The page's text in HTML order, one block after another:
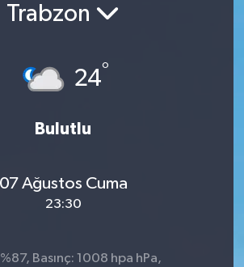
Trabzon
24°
Bulutlu
07 Ağustos Cuma
23:30
Basınç: 1008 hpa hPa,